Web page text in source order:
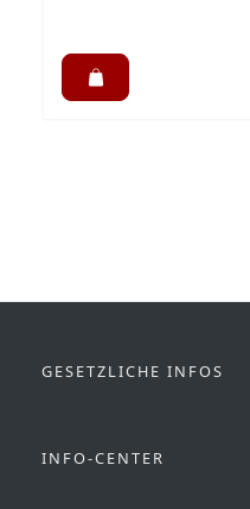
GESETZLICHE INFOS
INFO-CENTER